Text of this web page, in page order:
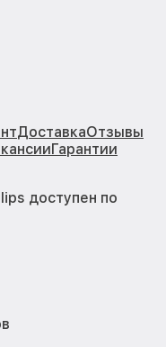
ДоставкаОтзывы
Гарантии
доступен по